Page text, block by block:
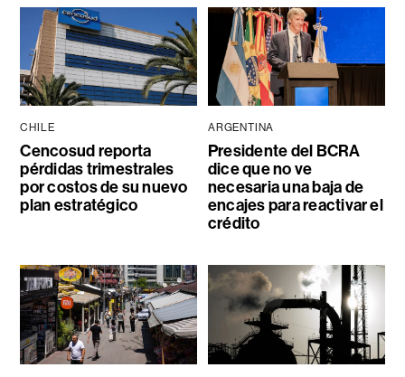
CHILE
Cencosud reporta
pérdidas trimestrales
por costos de su nuevo
plan estratégico
ARGENTINA
Presidente del BCRA
dice que no ve
necesaria una baja de
encajes para reactivar el
crédito